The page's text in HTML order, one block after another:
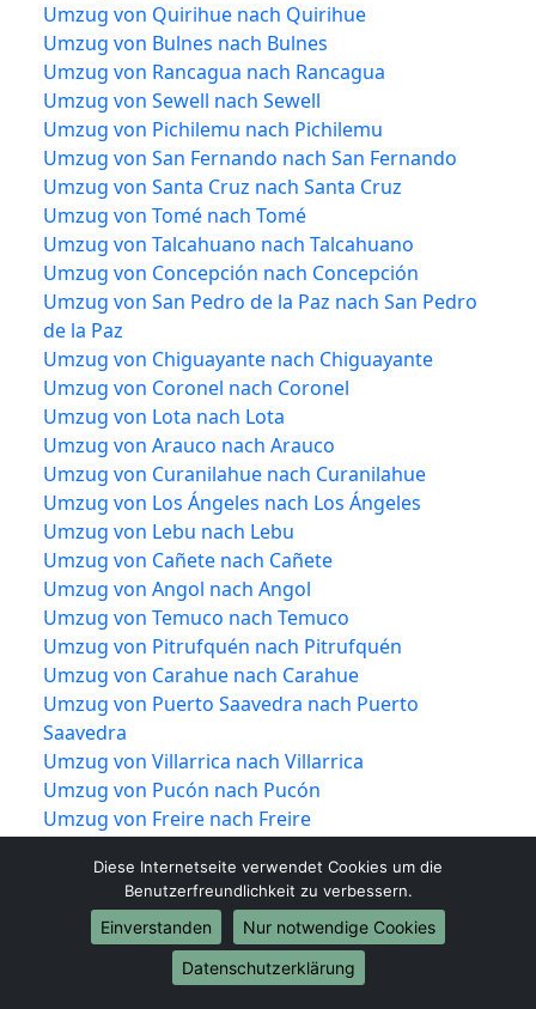
Umzug von Quirihue nach Quirihue
Umzug von Bulnes nach Bulnes
Umzug von Rancagua nach Rancagua
Umzug von Sewell nach Sewell
Umzug von Pichilemu nach Pichilemu
Umzug von San Fernando nach San Fernando
Umzug von Santa Cruz nach Santa Cruz
Umzug von Tomé nach Tomé
Umzug von Talcahuano nach Talcahuano
Umzug von Concepción nach Concepción
Umzug von San Pedro de la Paz nach San Pedro
de la Paz
Umzug von Chiguayante nach Chiguayante
Umzug von Coronel nach Coronel
Umzug von Lota nach Lota
Umzug von Arauco nach Arauco
Umzug von Curanilahue nach Curanilahue
Umzug von Los Ángeles nach Los Ángeles
Umzug von Lebu nach Lebu
Umzug von Cañete nach Cañete
Umzug von Angol nach Angol
Umzug von Temuco nach Temuco
Umzug von Pitrufquén nach Pitrufquén
Umzug von Carahue nach Carahue
Umzug von Puerto Saavedra nach Puerto
Saavedra
Umzug von Villarrica nach Villarrica
Umzug von Pucón nach Pucón
Umzug von Freire nach Freire
Umzug von Corral nach Corral
Umzug von Lanco nach Lanco
Umzug von Los Lagos nach Los Lagos
Umzug von Mariquina nach Mariquina
Umzug von Máfil nach Máfil
Diese Internetseite verwendet Cookies um die
Benutzerfreundlichkeit zu verbessern.
Einverstanden
Nur notwendige Cookies
Datenschutzerklärung